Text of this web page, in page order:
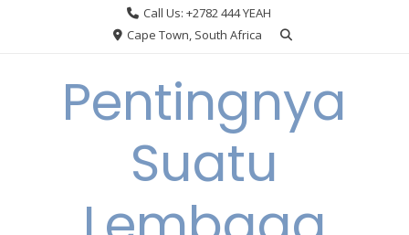
Call Us: +2782 444 YEAH
Cape Town, South Africa
Pentingnya
Suatu